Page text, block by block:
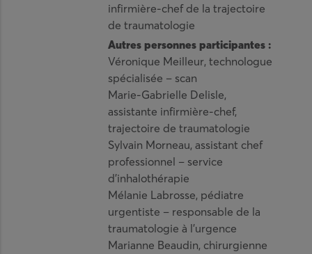
infirmière-chef de la trajectoire
de traumatologie
Autres personnes participantes :
Véronique Meilleur, technologue
spécialisée – scan
Marie-Gabrielle Delisle,
assistante infirmière-chef,
trajectoire de traumatologie
Sylvain Morneau, assistant chef
professionnel – service
d’inhalothérapie
Mélanie Labrosse, pédiatre
urgentiste – responsable de la
traumatologie à l’urgence
Marianne Beaudin, chirurgienne